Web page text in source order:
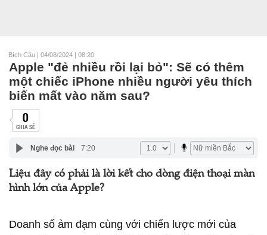
Bích Câu | 04/08/2024 | 08:20
Apple "đẻ nhiều rồi lại bỏ": Sẽ có thêm
một chiếc iPhone nhiều người yêu thích
biến mất vào năm sau?
0
CHIA SẺ
Nghe đọc bài 7:20
Liệu đây có phải là lời kết cho dòng điện thoại màn
hình lớn của Apple?
Doanh số ảm đạm cùng với chiến lược mới của